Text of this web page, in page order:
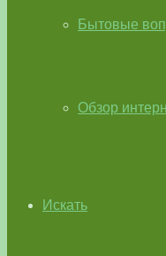
Бытовые
Обзор
Искать